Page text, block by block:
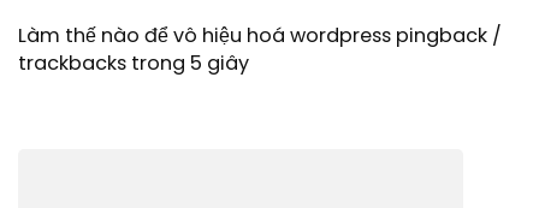
Làm thế nào để vô hiệu hoá wordpress pingback /
trackbacks trong 5 giây